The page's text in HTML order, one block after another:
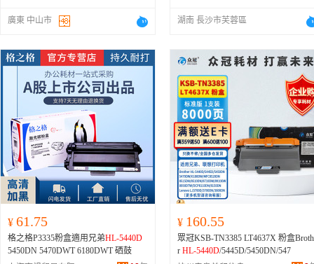
廣東 中山市 湖南 長沙市芙蓉區
¥ 61.75
格之格P3335粉盒適用兄弟HL-5440D
5450DN 5470DWT 6180DWT 硒鼓
¥ 160.55
眾冠KSB-TN3385 LT4637X 粉盒
r HL-5440D/5445D/5450DN/547